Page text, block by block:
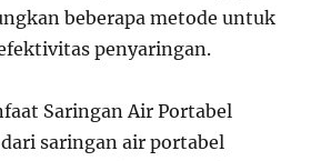
beberapa metode untuk
penyaringan.
Saringan Air Portabel
saringan air portabel